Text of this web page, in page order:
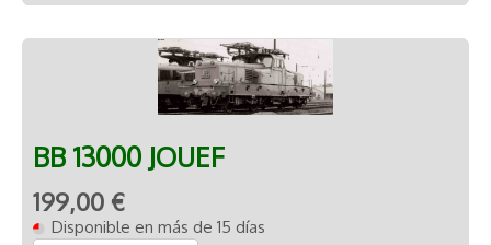
BB 13000 JOUEF
199,00 €
Disponible en más de 15 días